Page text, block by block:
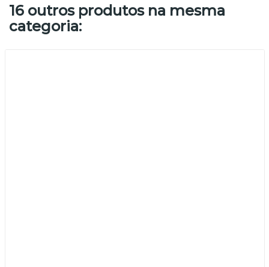
16 outros produtos na mesma
categoria: